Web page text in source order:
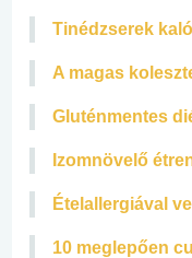
Tinédzserek
A magas
Gluténmentes
Izomnövelő
Ételallergiával
10 meglepően